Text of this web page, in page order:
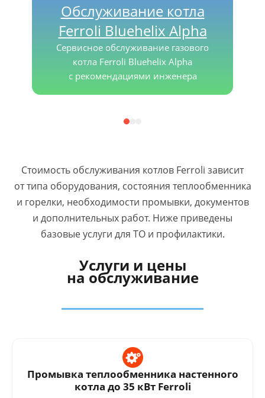
Обслуживание котла
Ferroli Bluehelix Alpha
Сервисное обслуживание газового
котла Ferroli Bluehelix Alpha
с рекомендациями инженера
Стоимость обслуживания котлов Ferroli зависит
от типа оборудования, состояния теплообменника
и горелки, необходимости промывки, документов
и дополнительных работ. Ниже приведены
базовые услуги для ТО и профилактики.
Услуги и цены
на обслуживание
Промывка теплообменника настенного
котла до 35 кВт Ferroli